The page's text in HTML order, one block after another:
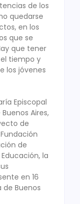
de los
quedarse
en los
que se
que tener
tiempo y
los jóvenes
Episcopal
Aires,
de
de
la
en 16
Buenos